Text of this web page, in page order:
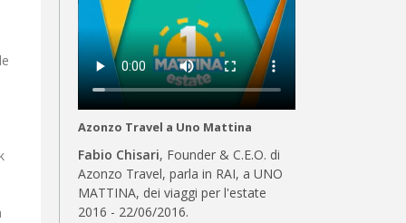
Azonzo Travel a Uno Mattina
Fabio Chisari, Founder & C.E.O. di
Azonzo Travel, parla in RAI, a UNO
MATTINA, dei viaggi per l'estate
2016 - 22/06/2016.